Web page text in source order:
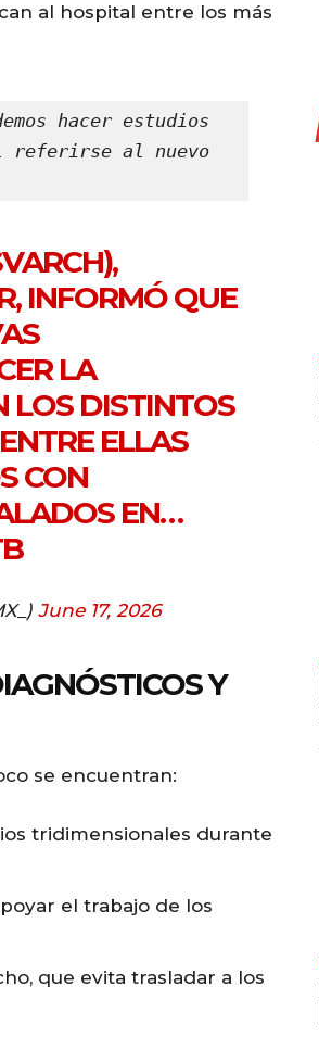
al hospital entre los más
hacer estudios
referirse al nuevo
),
INFORMÓ QUE
LA
LOS DISTINTOS
ELLAS
CON
EN…
June 17, 2026
Y
se encuentran:
tridimensionales durante
el trabajo de los
que evita trasladar a los